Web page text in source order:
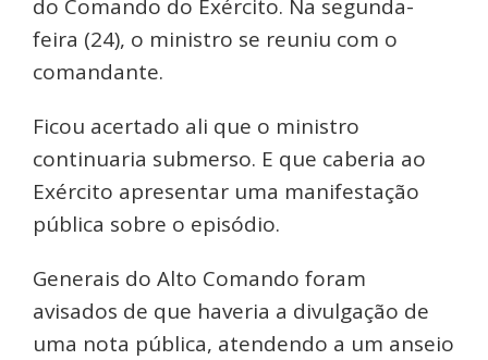
do Comando do Exército. Na segunda-
feira (24), o ministro se reuniu com o
comandante.
Ficou acertado ali que o ministro
continuaria submerso. E que caberia ao
Exército apresentar uma manifestação
pública sobre o episódio.
Generais do Alto Comando foram
avisados de que haveria a divulgação de
uma nota pública, atendendo a um anseio